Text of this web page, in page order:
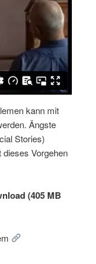
kann mit
Ängste
Stories)
Vorgehen
(405 MB